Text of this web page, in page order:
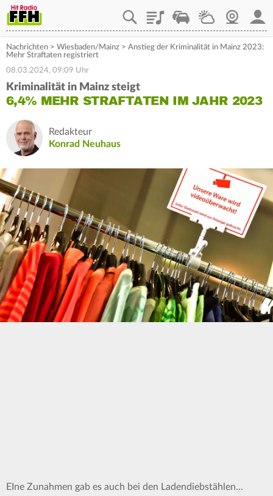
PlaylistStaupilotWetterWebcam
Nachrichten > Wiesbaden/Mainz > Anstieg der Kriminalität in Mainz 2023:
Mehr Straftaten registriert
08.03.2024, 09:09 Uhr
Kriminalität in Mainz steigt
6,4% MEHR STRAFTATEN IM JAHR 2023
Redakteur
Konrad Neuhaus
EIne Zunahmen gab es auch bei den Ladendiebstählen...